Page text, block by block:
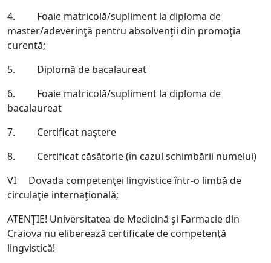
4. Foaie matricolă/supliment la diploma de
master/adeverinţă pentru absolvenţii din promoţia
curentă;
5. Diplomă de bacalaureat
6. Foaie matricolă/supliment la diploma de
bacalaureat
7. Certificat naştere
8. Certificat căsătorie (în cazul schimbării numelui)
VI Dovada competenţei lingvistice într-o limbă de
circulaţie internaţională;
ATENŢIE! Universitatea de Medicină şi Farmacie din
Craiova nu eliberează certificate de competenţă
lingvistică!